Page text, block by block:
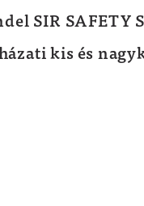
SIR SAFETY
kis és